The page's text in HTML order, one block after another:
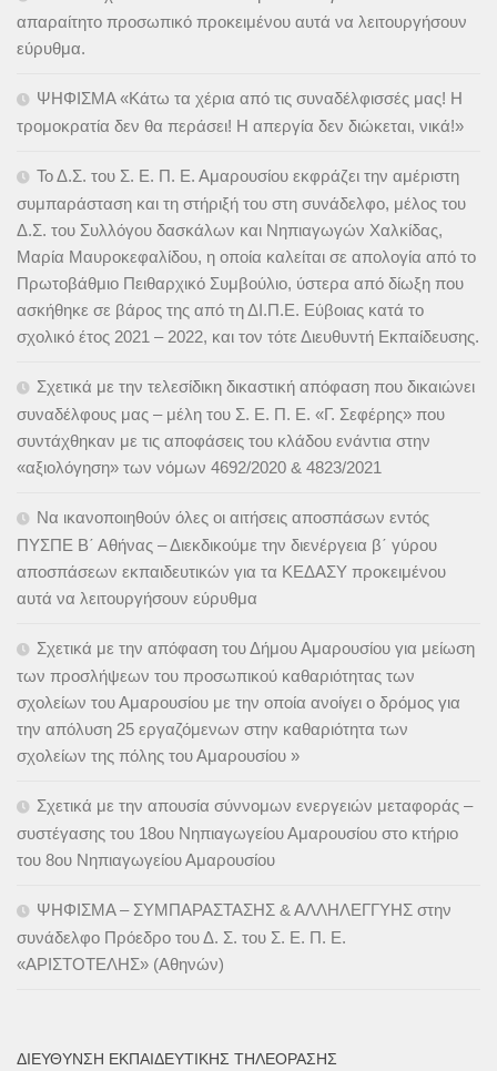
απαραίτητο προσωπικό προκειμένου αυτά να λειτουργήσουν
εύρυθμα.
ΨΗΦΙΣΜΑ «Κάτω τα χέρια από τις συναδέλφισσές μας! Η
τρομοκρατία δεν θα περάσει! Η απεργία δεν διώκεται, νικά!»
Το Δ.Σ. του Σ. Ε. Π. Ε. Αμαρουσίου εκφράζει την αμέριστη
συμπαράσταση και τη στήριξή του στη συνάδελφο, μέλος του
Δ.Σ. του Συλλόγου δασκάλων και Νηπιαγωγών Χαλκίδας,
Μαρία Μαυροκεφαλίδου, η οποία καλείται σε απολογία από το
Πρωτοβάθμιο Πειθαρχικό Συμβούλιο, ύστερα από δίωξη που
ασκήθηκε σε βάρος της από τη ΔΙ.Π.Ε. Εύβοιας κατά το
σχολικό έτος 2021 – 2022, και τον τότε Διευθυντή Εκπαίδευσης.
Σχετικά με την τελεσίδικη δικαστική απόφαση που δικαιώνει
συναδέλφους μας – μέλη του Σ. Ε. Π. Ε. «Γ. Σεφέρης» που
συντάχθηκαν με τις αποφάσεις του κλάδου ενάντια στην
«αξιολόγηση» των νόμων 4692/2020 & 4823/2021
Να ικανοποιηθούν όλες οι αιτήσεις αποσπάσων εντός
ΠΥΣΠΕ Β΄ Αθήνας – Διεκδικούμε την διενέργεια β΄ γύρου
αποσπάσεων εκπαιδευτικών για τα ΚΕΔΑΣΥ προκειμένου
αυτά να λειτουργήσουν εύρυθμα
Σχετικά με την απόφαση του Δήμου Αμαρουσίου για μείωση
των προσλήψεων του προσωπικού καθαριότητας των
σχολείων του Αμαρουσίου με την οποία ανοίγει ο δρόμος για
την απόλυση 25 εργαζόμενων στην καθαριότητα των
σχολείων της πόλης του Αμαρουσίου »
Σχετικά με την απουσία σύννομων ενεργειών μεταφοράς –
συστέγασης του 18ου Νηπιαγωγείου Αμαρουσίου στο κτήριο
του 8ου Νηπιαγωγείου Αμαρουσίου
ΨΗΦΙΣΜΑ – ΣΥΜΠΑΡΑΣΤΑΣΗΣ & ΑΛΛΗΛΕΓΓΥΗΣ στην
συνάδελφο Πρόεδρο του Δ. Σ. του Σ. Ε. Π. Ε.
«ΑΡΙΣΤΟΤΕΛΗΣ» (Αθηνών)
ΔΙΕΎΘΥΝΣΗ ΕΚΠΑΙΔΕΥΤΙΚΉΣ ΤΗΛΕΌΡΑΣΗΣ